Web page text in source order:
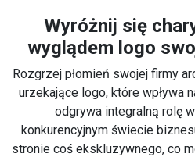
Wyróżnij się
wyglądem logo
Rozgrzej płomień swojej firmy
urzekające logo, które wpływa
odgrywa integralną rolę
konkurencyjnym świecie
stronie coś ekskluzywnego, co